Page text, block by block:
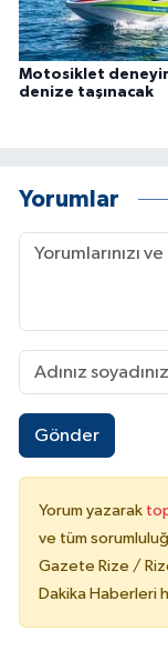
Motosiklet
denize taşınacak
Yorumlar
Gönder
Yorum yazarak
ve tüm
Gazete Rize /
Dakika Haberleri